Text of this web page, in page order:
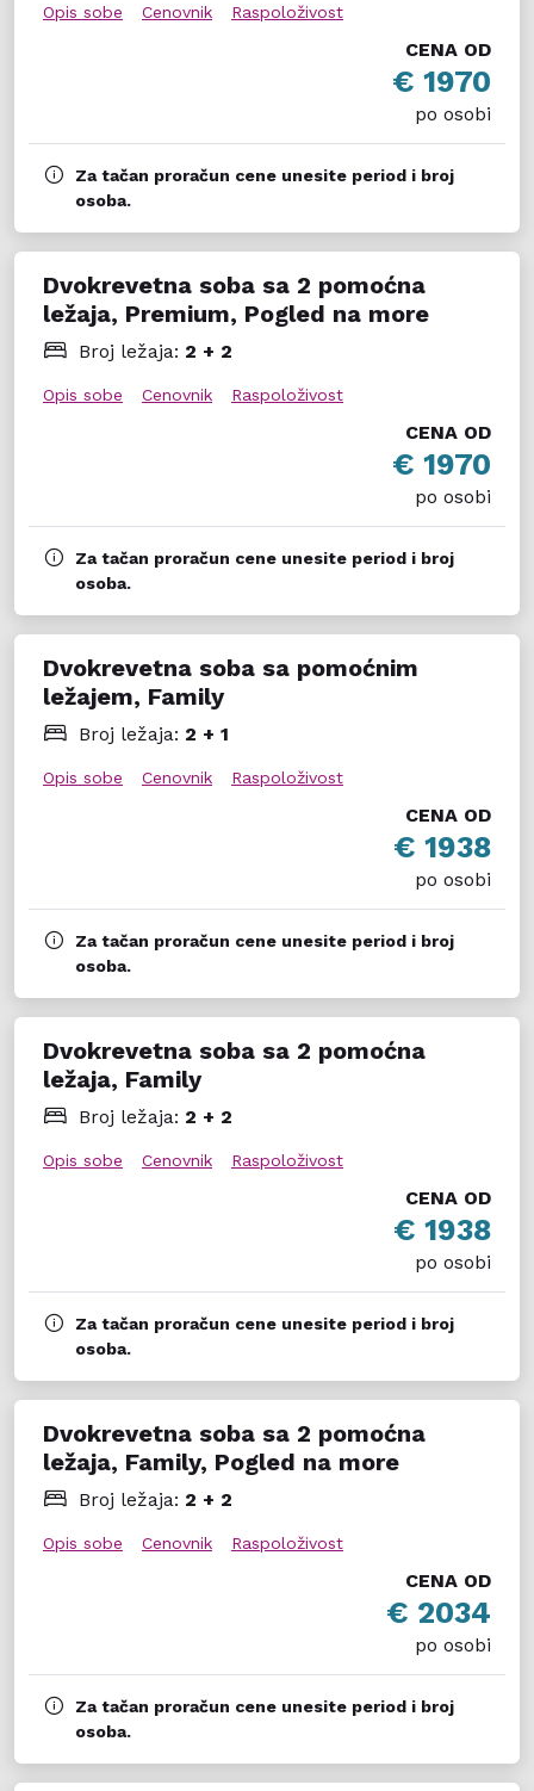
Opis sobe Cenovnik Raspoloživost
CENA OD
€ 1970
po osobi
Za tačan proračun cene unesite period i broj
osoba.
Dvokrevetna soba sa 2 pomoćna
ležaja, Premium, Pogled na more
Broj ležaja: 2 + 2
Opis sobe Cenovnik Raspoloživost
CENA OD
€ 1970
po osobi
Za tačan proračun cene unesite period i broj
osoba.
Dvokrevetna soba sa pomoćnim
ležajem, Family
Broj ležaja: 2 + 1
Opis sobe Cenovnik Raspoloživost
CENA OD
€ 1938
po osobi
Za tačan proračun cene unesite period i broj
osoba.
Dvokrevetna soba sa 2 pomoćna
ležaja, Family
Broj ležaja: 2 + 2
Opis sobe Cenovnik Raspoloživost
CENA OD
€ 1938
po osobi
Za tačan proračun cene unesite period i broj
osoba.
Dvokrevetna soba sa 2 pomoćna
ležaja, Family, Pogled na more
Broj ležaja: 2 + 2
Opis sobe Cenovnik Raspoloživost
CENA OD
€ 2034
po osobi
Za tačan proračun cene unesite period i broj
osoba.